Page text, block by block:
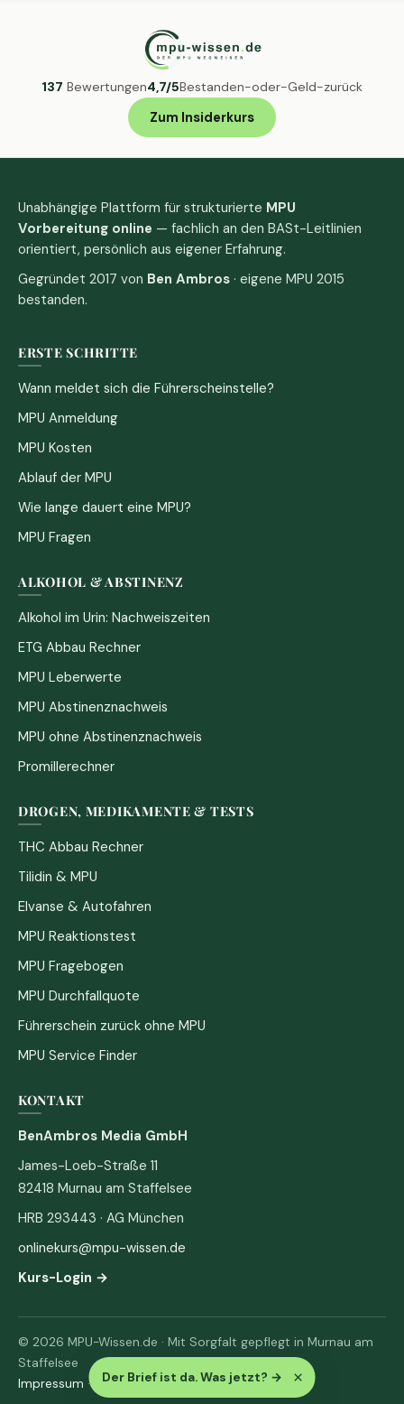
Der Brief ist da. Was jetzt? → ×
137 Bewertungen4,7/5Bestanden-oder-Geld-zurück
Zum Insiderkurs
Unabhängige Plattform für strukturierte MPU
Vorbereitung online — fachlich an den BASt-Leitlinien
orientiert, persönlich aus eigener Erfahrung.
Gegründet 2017 von Ben Ambros · eigene MPU 2015
bestanden.
ERSTE SCHRITTE
Wann meldet sich die Führerscheinstelle?
MPU Anmeldung
MPU Kosten
Ablauf der MPU
Wie lange dauert eine MPU?
MPU Fragen
ALKOHOL & ABSTINENZ
Alkohol im Urin: Nachweiszeiten
ETG Abbau Rechner
MPU Leberwerte
MPU Abstinenznachweis
MPU ohne Abstinenznachweis
Promillerechner
DROGEN, MEDIKAMENTE & TESTS
THC Abbau Rechner
Tilidin & MPU
Elvanse & Autofahren
MPU Reaktionstest
MPU Fragebogen
MPU Durchfallquote
Führerschein zurück ohne MPU
MPU Service Finder
KONTAKT
BenAmbros Media GmbH
James-Loeb-Straße 11
82418 Murnau am Staffelsee
HRB 293443 · AG München
onlinekurs@mpu-wissen.de
Kurs-Login →
© 2026 MPU-Wissen.de · Mit Sorgfalt gepflegt in Murnau am
Staffelsee
Impressum · Datenschutz & AGB